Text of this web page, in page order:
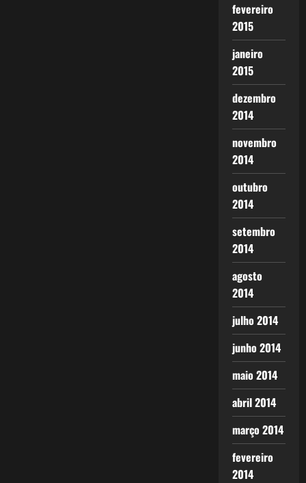
fevereiro
2015
janeiro
2015
dezembro
2014
novembro
2014
outubro
2014
setembro
2014
agosto
2014
julho 2014
junho 2014
maio 2014
abril 2014
março 2014
fevereiro
2014